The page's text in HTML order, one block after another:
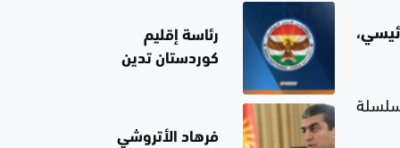
من سلسلة
نقل إليه رسالة
من قيادة
رئاسة إقليم
كوردستان تدين
فرهاد الأتروشي